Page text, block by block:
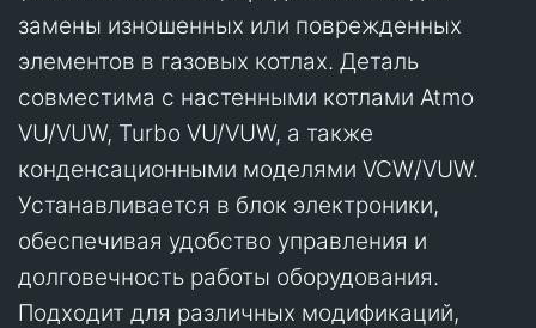
замены изношенных или поврежденных
элементов в газовых котлах. Деталь
совместима с настенными котлами Atmo
VU/VUW, Turbo VU/VUW, а также
конденсационными моделями VCW/VUW.
Устанавливается в блок электроники,
обеспечивая удобство управления и
долговечность работы оборудования.
Подходит для различных модификаций,